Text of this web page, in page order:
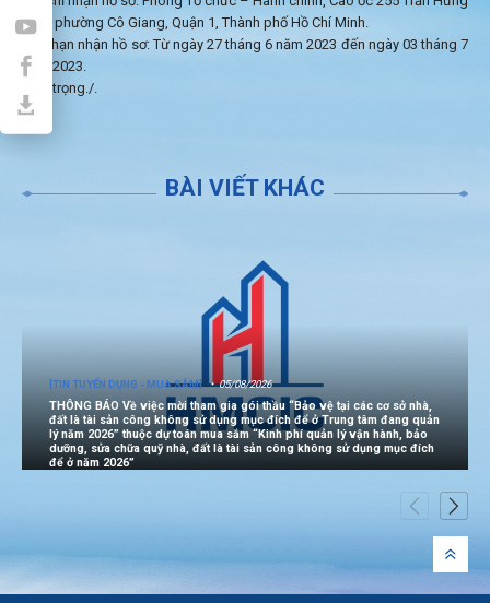
Đạo, phường Cô Giang, Quận 1, Thành phố Hồ Chí Minh.
Thời hạn nhận hồ sơ: Từ ngày 27 tháng 6 năm 2023 đến ngày 03 tháng 7
năm 2023.
Trân trọng./.
BÀI VIẾT KHÁC
[TIN TUYỂN DỤNG - MUA SẮM] 05/08/2026
THÔNG BÁO Về việc mời tham gia gói thầu “Bảo vệ tại các cơ sở nhà,
đất là tài sản công không sử dụng mục đích để ở Trung tâm đang quản
lý năm 2026” thuộc dự toán mua sắm “Kinh phí quản lý vận hành, bảo
dưỡng, sửa chữa quỹ nhà, đất là tài sản công không sử dụng mục đích
để ở năm 2026”